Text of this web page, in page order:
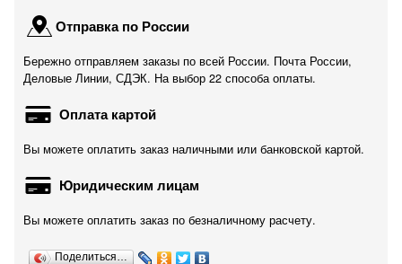
Отправка по России
Бережно отправляем заказы по всей России. Почта России,
Деловые Линии, СДЭК. На выбор 22 способа оплаты.
Оплата картой
Вы можете оплатить заказ наличными или банковской картой.
Юридическим лицам
Вы можете оплатить заказ по безналичному расчету.
Поделиться…